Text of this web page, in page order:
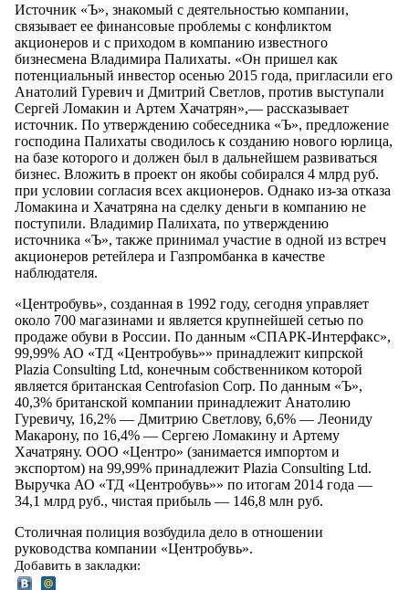
Источник «Ъ», знакомый с деятельностью компании,
связывает ее финансовые проблемы с конфликтом
акционеров и с приходом в компанию известного
бизнесмена Владимира Палихаты. «Он пришел как
потенциальный инвестор осенью 2015 года, пригласили его
Анатолий Гуревич и Дмитрий Светлов, против выступали
Сергей Ломакин и Артем Хачатрян»,— рассказывает
источник. По утверждению собеседника «Ъ», предложение
господина Палихаты сводилось к созданию нового юрлица,
на базе которого и должен был в дальнейшем развиваться
бизнес. Вложить в проект он якобы собирался 4 млрд руб.
при условии согласия всех акционеров. Однако из-за отказа
Ломакина и Хачатряна на сделку деньги в компанию не
поступили. Владимир Палихата, по утверждению
источника «Ъ», также принимал участие в одной из встреч
акционеров ретейлера и Газпромбанка в качестве
наблюдателя.
«Центробувь», созданная в 1992 году, сегодня управляет
около 700 магазинами и является крупнейшей сетью по
продаже обуви в России. По данным «СПАРК-Интерфакс»,
99,99% АО «ТД «Центробувь»» принадлежит кипрской
Plazia Consulting Ltd, конечным собственником которой
является британская Centrofasion Corp. По данным «Ъ»,
40,3% британской компании принадлежит Анатолию
Гуревичу, 16,2% — Дмитрию Светлову, 6,6% — Леониду
Макарону, по 16,4% — Сергею Ломакину и Артему
Хачатряну. ООО «Центро» (занимается импортом и
экспортом) на 99,99% принадлежит Plazia Consulting Ltd.
Выручка АО «ТД «Центробувь»» по итогам 2014 года —
34,1 млрд руб., чистая прибыль — 146,8 млн руб.
Столичная полиция возбудила дело в отношении
руководства компании «Центробувь».
Добавить в закладки: